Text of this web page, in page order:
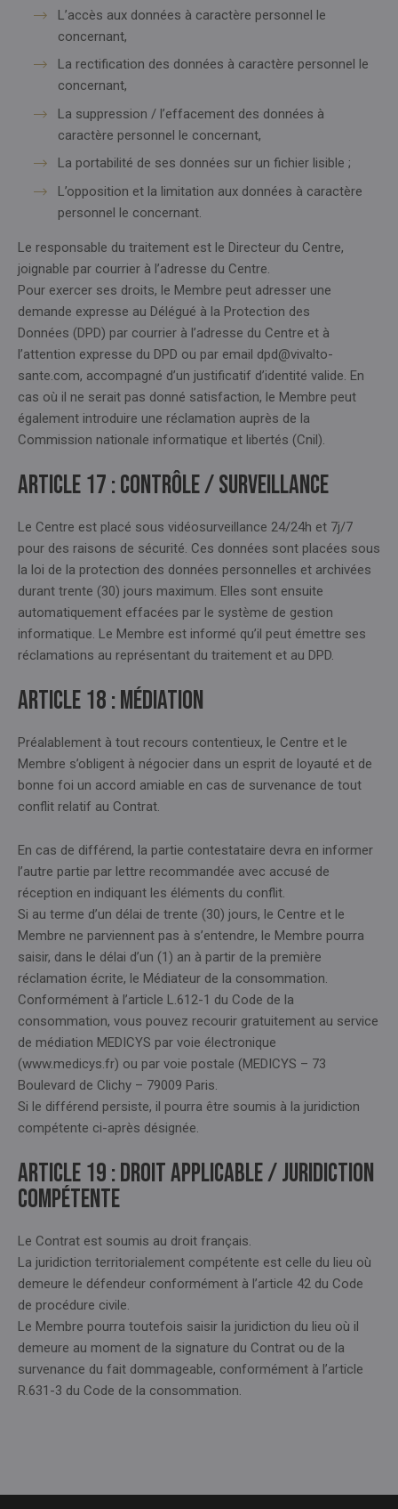
L’accès aux données à caractère personnel le
concernant,
La rectification des données à caractère personnel le
concernant,
La suppression / l’effacement des données à
caractère personnel le concernant,
La portabilité de ses données sur un fichier lisible ;
L’opposition et la limitation aux données à caractère
personnel le concernant.
Le responsable du traitement est le Directeur du Centre,
joignable par courrier à l’adresse du Centre.
Pour exercer ses droits, le Membre peut adresser une
demande expresse au Délégué à la Protection des
Données (DPD) par courrier à l’adresse du Centre et à
l’attention expresse du DPD ou par email dpd@vivalto-
sante.com, accompagné d’un justificatif d’identité valide. En
cas où il ne serait pas donné satisfaction, le Membre peut
également introduire une réclamation auprès de la
Commission nationale informatique et libertés (Cnil).
Article 17 : CONTRÔLE / SURVEILLANCE
Le Centre est placé sous vidéosurveillance 24/24h et 7j/7
pour des raisons de sécurité. Ces données sont placées sous
la loi de la protection des données personnelles et archivées
durant trente (30) jours maximum. Elles sont ensuite
automatiquement effacées par le système de gestion
informatique. Le Membre est informé qu’il peut émettre ses
réclamations au représentant du traitement et au DPD.
Article 18 : MÉDIATION
Préalablement à tout recours contentieux, le Centre et le
Membre s’obligent à négocier dans un esprit de loyauté et de
bonne foi un accord amiable en cas de survenance de tout
conflit relatif au Contrat.
En cas de différend, la partie contestataire devra en informer
l’autre partie par lettre recommandée avec accusé de
réception en indiquant les éléments du conflit.
Si au terme d’un délai de trente (30) jours, le Centre et le
Membre ne parviennent pas à s’entendre, le Membre pourra
saisir, dans le délai d’un (1) an à partir de la première
réclamation écrite, le Médiateur de la consommation.
Conformément à l’article L.612-1 du Code de la
consommation, vous pouvez recourir gratuitement au service
de médiation MEDICYS par voie électronique
(www.medicys.fr) ou par voie postale (MEDICYS – 73
Boulevard de Clichy – 79009 Paris.
Si le différend persiste, il pourra être soumis à la juridiction
compétente ci-après désignée.
Article 19 : DROIT APPLICABLE / JURIDICTION
COMPÉTENTE
Le Contrat est soumis au droit français.
La juridiction territorialement compétente est celle du lieu où
demeure le défendeur conformément à l’article 42 du Code
de procédure civile.
Le Membre pourra toutefois saisir la juridiction du lieu où il
demeure au moment de la signature du Contrat ou de la
survenance du fait dommageable, conformément à l’article
R.631-3 du Code de la consommation.